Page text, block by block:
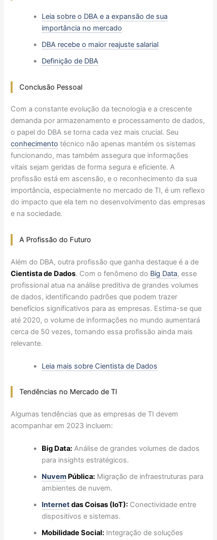
Leia sobre o DBA e a expansão de sua
importância no mercado
DBA recebe o maior reajuste salarial
Definição de DBA
Conclusão Pessoal
Com a constante evolução da tecnologia e a crescente
demanda por armazenamento e processamento de dados,
o papel do DBA se torna cada vez mais crucial. Seu
conhecimento técnico não apenas mantém os sistemas
funcionando, mas também assegura que informações
vitais sejam geridas de forma segura e eficiente. A
profissão está em ascensão, e o reconhecimento da sua
importância, especialmente no mercado de TI, é um reflexo
do impacto que ela tem no desenvolvimento das empresas
e na sociedade.
A Profissão do Futuro
Além do DBA, outra profissão que ganha destaque é a de
Cientista de Dados. Com o fenômeno do Big Data, esse
profissional atua na análise preditiva de grandes volumes
de dados, identificando padrões que podem trazer
benefícios significativos para as empresas. Estima-se que
até 2020, o volume de informações no mundo aumentará
cerca de 50 vezes, tornando essa profissão ainda mais
relevante.
Leia mais sobre Cientista de Dados
Tendências no Mercado de TI
Algumas tendências que as empresas de TI devem
acompanhar em 2023 incluem:
Big Data: Análise de grandes volumes de dados
para insights estratégicos.
Nuvem Pública: Migração de infraestruturas para
ambientes de nuvem.
Internetdas Coisas (IoT): Conectividade entre
dispositivos e sistemas.
Mobilidade Social: Integração de soluções